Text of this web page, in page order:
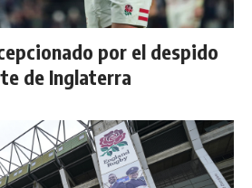
por el despido
de Inglaterra